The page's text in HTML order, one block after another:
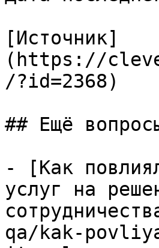
[Источник]
(https://
/?id=2368)
## Ещё
- [Как
услуг на
qa/kak-